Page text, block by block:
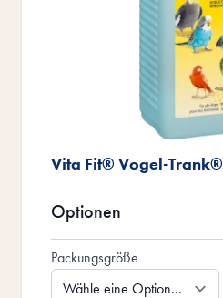
Vita Fit® Vogel-Trank®
Optionen
Packungsgröße